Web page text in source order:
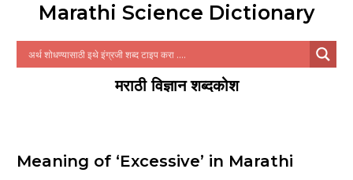
Marathi Science Dictionary
मराठी विज्ञान शब्दकोश
Meaning of ‘Excessive’ in Marathi